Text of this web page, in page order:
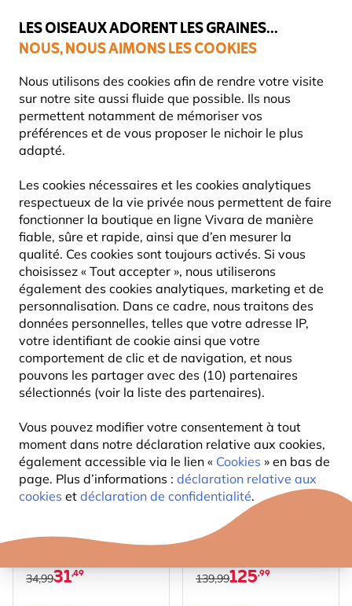
LES OISEAUX ADORENT LES GRAINES...
NOUS, NOUS AIMONS LES COOKIES
Nous utilisons des cookies afin de rendre votre visite
sur notre site aussi fluide que possible. Ils nous
permettent notamment de mémoriser vos
préférences et de vous proposer le nichoir le plus
adapté.
Les cookies nécessaires et les cookies analytiques
respectueux de la vie privée nous permettent de faire
fonctionner la boutique en ligne Vivara de manière
fiable, sûre et rapide, ainsi que d’en mesurer la
qualité. Ces cookies sont toujours activés. Si vous
choisissez « Tout accepter », nous utiliserons
également des cookies analytiques, marketing et de
personnalisation. Dans ce cadre, nous traitons des
données personnelles, telles que votre adresse IP,
votre identifiant de cookie ainsi que votre
comportement de clic et de navigation, et nous
pouvons les partager avec des (10) partenaires
sélectionnés (voir la liste des partenaires).
Vous pouvez modifier votre consentement à tout
moment dans notre déclaration relative aux cookies,
également accessible via le lien « Cookies » en bas de
page. Plus d’informations : déclaration relative aux
cookies et déclaration de confidentialité.
catégories.
Livraison express gratuite dès 59 €
Mangeoires Pour Oiseaux
LES MANGEOIRES POUR MERLES
Les merles, connus pour leur apparence charmante et
leur chant mélodieux, sont un régal dans tous les
jardins. Cependant, avec leurs habitudes alime Lire La
Suite
9Produits
10% DE RÉDUCTION
Cage de protection
31,49
34,99
10% DE RÉDUCTION
Mangeoire sur poteau
125,99
139,99